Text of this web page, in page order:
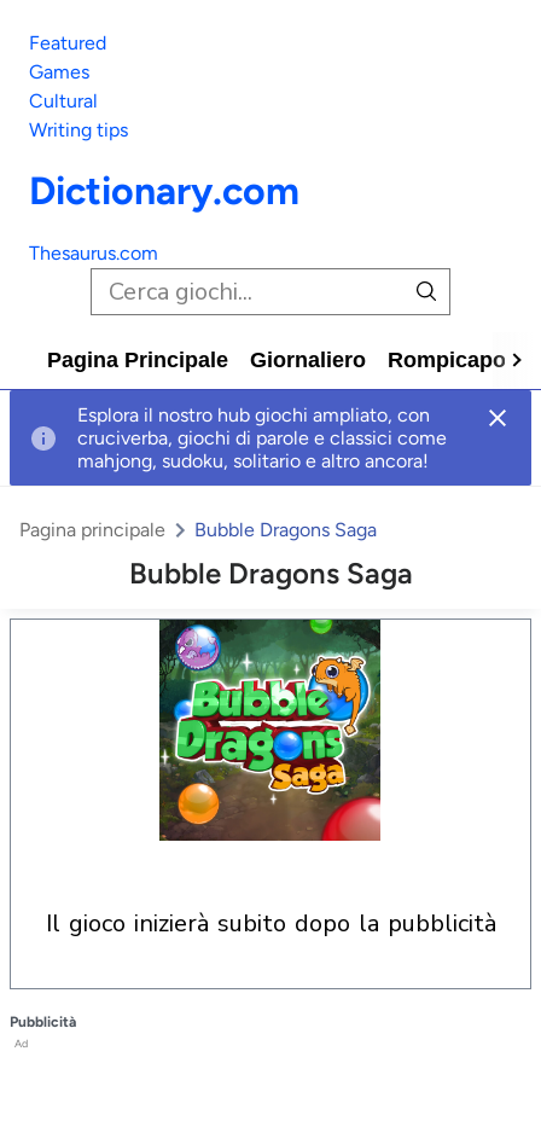
Featured
Games
Cultural
Writing tips
Dictionary.com
Thesaurus.com
Pagina Principale Giornaliero Rompicapo
Esplora il nostro hub giochi ampliato, con
cruciverba, giochi di parole e classici come
mahjong, sudoku, solitario e altro ancora!
Bubble Dragons Saga
Pagina principale Bubble Dragons Saga
il gioco inizierà subito dopo la pubblicità
Pubblicità
Ad